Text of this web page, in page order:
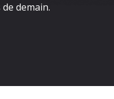
demain.